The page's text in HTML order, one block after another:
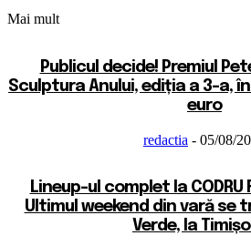
Mai mult
Publicul decide! Premiul
Sculptura Anului, ediția a 3-a,
euro
redactia - 05/08/
Lineup-ul complet la
Ultimul weekend din vară se
Verde, la